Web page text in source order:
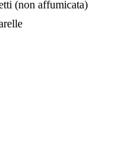
(non affumicata)